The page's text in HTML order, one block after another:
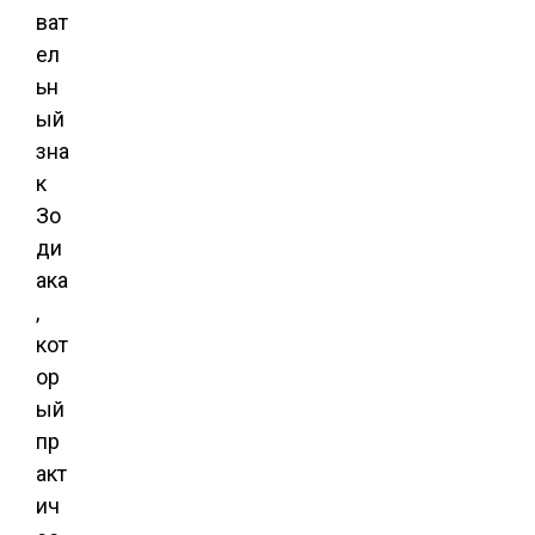
ват
ел
ьн
ый
зна
к
Зо
ди
ака
,
кот
ор
ый
пр
акт
ич